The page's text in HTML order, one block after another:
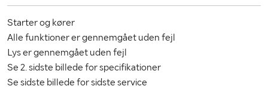
Bæltetype
Bæltebredde (mm)
Mønsterdybde (mm)
Starter og kører
Alle funktioner er gennemgået uden fejl
Lys er gennemgået uden fejl
Se 2. sidste billede for specifikationer
Se sidste billede for sidste service